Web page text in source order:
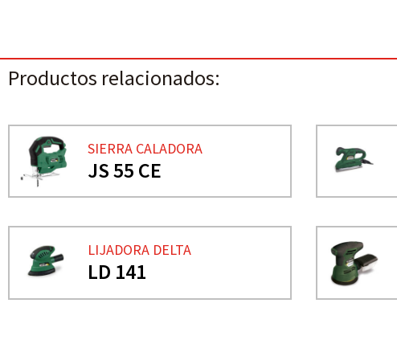
Productos relacionados:
SIERRA CALADORA
JS 55 CE
LIJADORA DELTA
LD 141